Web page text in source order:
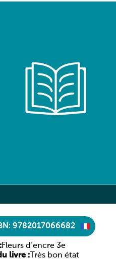
9782017066682
Fleurs d’encre 3e
livre :Très bon état